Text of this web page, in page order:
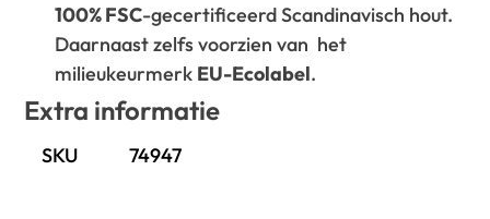
100% FSC-gecertificeerd Scandinavisch hout.
Daarnaast zelfs voorzien van het
milieukeurmerk EU-Ecolabel.
Extra informatie
SKU 74947